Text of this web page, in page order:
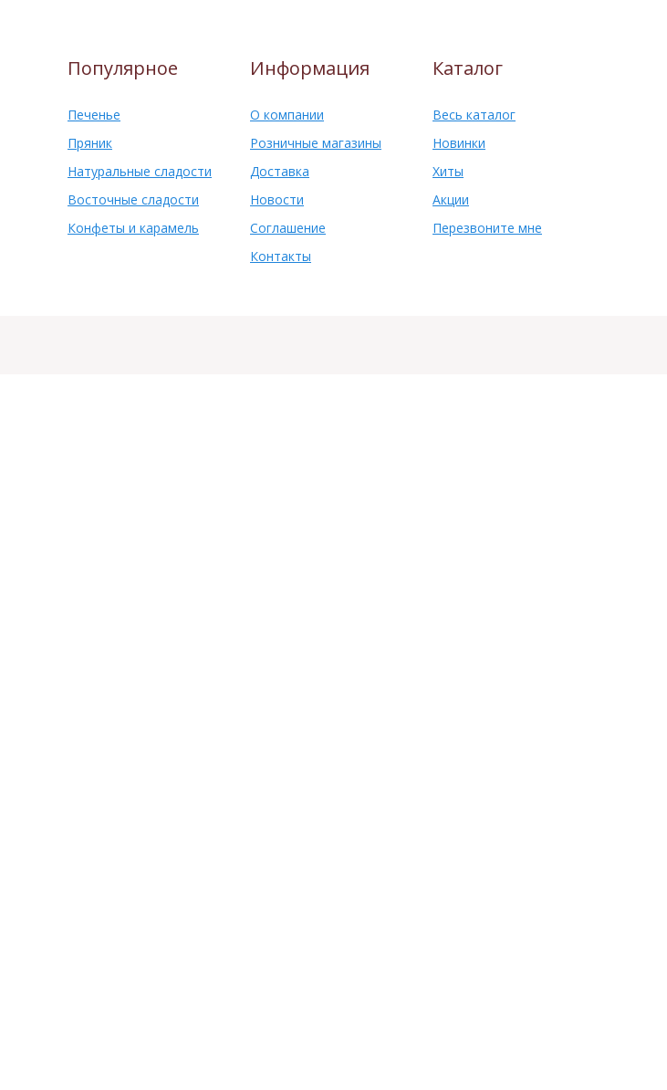
Популярное
Печенье
Пряник
Натуральные сладости
Восточные сладости
Конфеты и карамель
Информация
О компании
Розничные магазины
Доставка
Новости
Соглашение
Контакты
Каталог
Весь каталог
Новинки
Хиты
Акции
Перезвоните мне